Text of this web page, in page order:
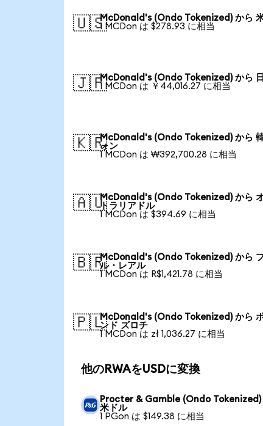
🇺🇸McDonald's (Ondo Tokenized) から
1 MCDon は $278.93 に相当
🇯🇵McDonald's (Ondo Tokenized) から
1 MCDon は ￥44,016.27 に相当
🇰🇷McDonald's (Ondo Tokenized) から
ォン
1 MCDon は ₩392,700.28 に相当
🇦🇺McDonald's (Ondo Tokenized) から
トラリアドル
1 MCDon は $394.69 に相当
🇧🇷McDonald's (Ondo Tokenized) から
ル・レアル
1 MCDon は R$1,421.78 に相当
🇵🇱McDonald's (Ondo Tokenized) から
ンド ズロチ
1 MCDon は zł 1,036.27 に相当
他のRWAをUSDに変換
Procter & Gamble (Ondo Tokenized)
米ドル
1 PGon は $149.38 に相当